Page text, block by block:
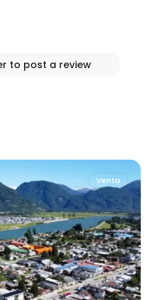
to post a review
Venta